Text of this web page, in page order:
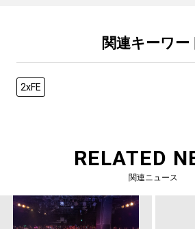
関連キーワー
2xFE
RELATED
関連ニュース